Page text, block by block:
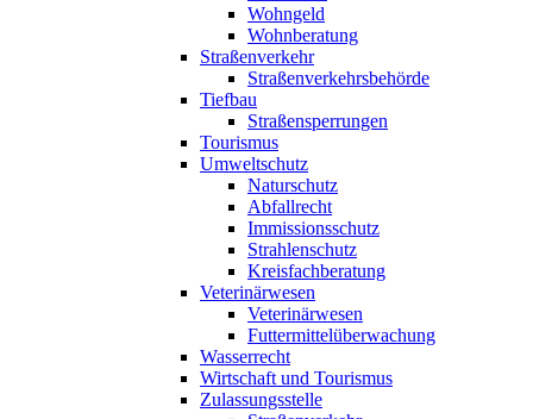
Wohngeld
Wohnberatung
Straßenverkehr
Straßenverkehrsbehörde
Tiefbau
Straßensperrungen
Tourismus
Umweltschutz
Naturschutz
Abfallrecht
Immissionsschutz
Strahlenschutz
Kreisfachberatung
Veterinärwesen
Veterinärwesen
Futtermittelüberwachung
Wasserrecht
Wirtschaft und Tourismus
Zulassungsstelle